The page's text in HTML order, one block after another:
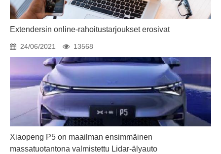
Extendersin online-rahoitustarjoukset erosivat
24/06/2021 13568
Xiaopeng P5 on maailman ensimmäinen
massatuotantona valmistettu Lidar-älyauto